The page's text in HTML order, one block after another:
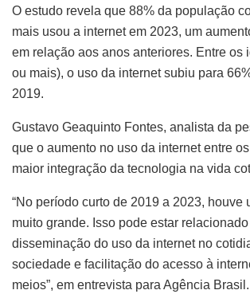
O estudo revela que 88% da população
mais usou a internet em 2023, um
em relação aos anos anteriores. Entre os
ou mais), o uso da internet subiu para
2019.
Gustavo Geaquinto Fontes, analista da
que o aumento no uso da internet entre
maior integração da tecnologia na vida
“No período curto de 2019 a 2023, houve
muito grande. Isso pode estar
disseminação do uso da internet no
sociedade e facilitação do acesso à
meios”, em entrevista para Agência Brasil.